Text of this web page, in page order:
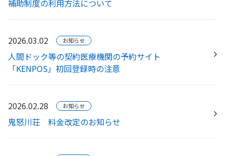
補助制度の利用方法について
2026.03.02 お知らせ
人間ドック等の契約医療機関の予約サイト
「KENPOS」初回登録時の注意
2026.02.28 お知らせ
鬼怒川荘 料金改定のお知らせ